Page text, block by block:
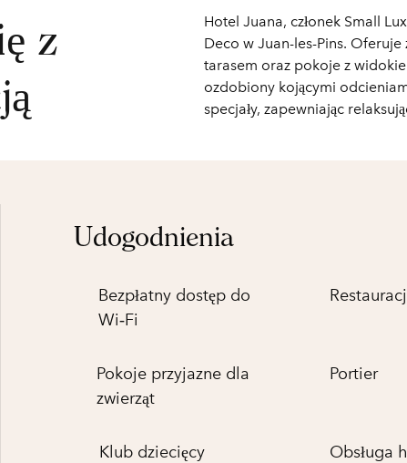
z
Hotel Juana, członek Small
Deco w Juan-les-Pins.
tarasem oraz pokoje z
ozdobiony kojącymi
specjały, zapewniając
Udogodnienia
Bezpłatny dostęp do
Wi‑Fi
Pokoje przyjazne dla
zwierząt
Portier
Klub dziecięcy Obsługa